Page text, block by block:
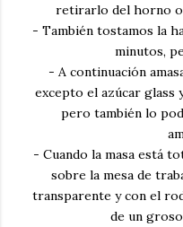
retirarlo del horno o
- También tostamos la
minutos,
- A continuación
excepto el azúcar glass
pero también lo
- Cuando la masa está
sobre la mesa de
transparente y con el
de un